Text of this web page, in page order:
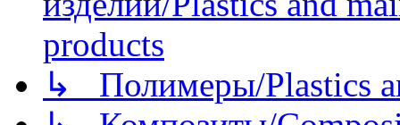
products
↳ Полимеры/Plastics